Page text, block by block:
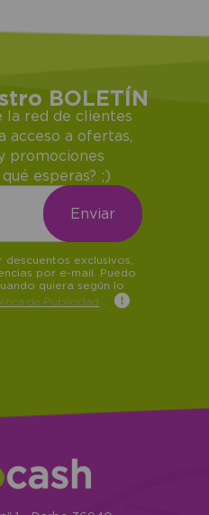
BOLETÍN
la red de clientes
acceso a ofertas,
promociones
esperas? ;)
exclusivos,
por e-mail. Puedo
quiera según lo
de Publicidad